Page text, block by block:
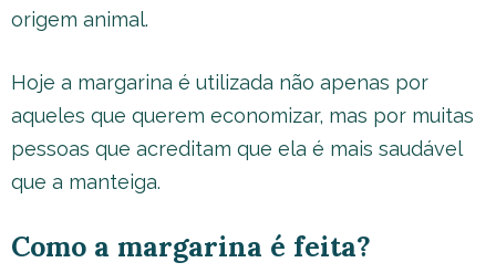
origem animal.
Hoje a margarina é utilizada não apenas por
aqueles que querem economizar, mas por muitas
pessoas que acreditam que ela é mais saudável
que a manteiga.
Como a margarina é feita?